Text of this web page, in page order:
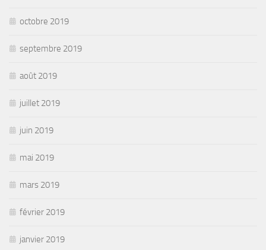
octobre 2019
septembre 2019
août 2019
juillet 2019
juin 2019
mai 2019
mars 2019
février 2019
janvier 2019